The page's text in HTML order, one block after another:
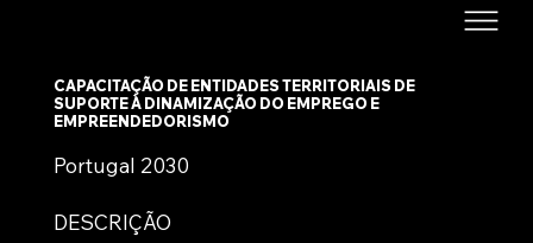
CAPACITAÇÃO DE ENTIDADES TERRITORIAIS DE
SUPORTE À DINAMIZAÇÃO DO EMPREGO E
EMPREENDEDORISMO
Portugal 2030
DESCRIÇÃO